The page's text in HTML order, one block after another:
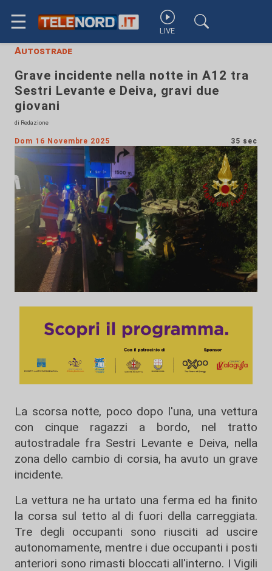
☰ LIVE
Autostrade
Grave incidente nella notte in A12 tra
Sestri Levante e Deiva, gravi due
giovani
di Redazione
Dom 16 Novembre 2025 35 sec
La scorsa notte, poco dopo l'una, una vettura
con cinque ragazzi a bordo, nel tratto
autostradale fra Sestri Levante e Deiva, nella
zona dello cambio di corsia, ha avuto un grave
incidente.
La vettura ne ha urtato una ferma ed ha finito
la corsa sul tetto al di fuori della carreggiata.
Tre degli occupanti sono riusciti ad uscire
autonomamente, mentre i due occupanti i posti
anteriori sono rimasti bloccati all'interno. I Vigili